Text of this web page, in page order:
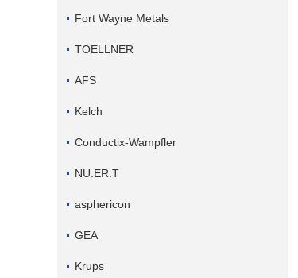
Fort Wayne Metals
TOELLNER
AFS
Kelch
Conductix-Wampfler
NU.ER.T
asphericon
GEA
Krups